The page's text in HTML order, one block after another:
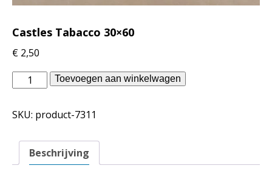
Castles Tabacco 30×60
€ 2,50
Douglas
Jones
-
Tabacco
30x60
Toevoegen aan winkelwagen
SKU: product-7311
Beschrijving